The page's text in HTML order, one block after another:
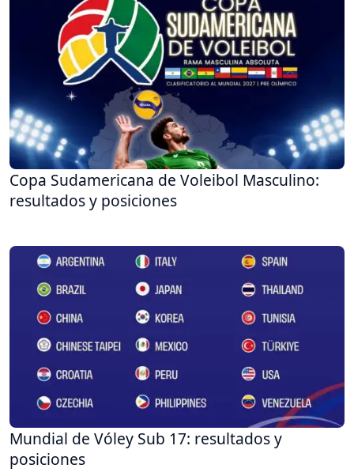
Copa Sudamericana de Voleibol Masculino:
resultados y posiciones
Mundial de Vóley Sub 17: resultados y
posiciones